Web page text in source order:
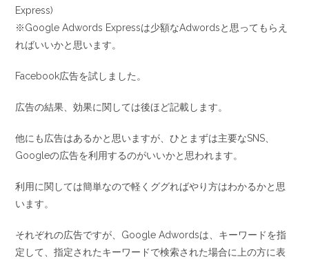
Express)
※Google Adwords Expressは少額なAdwordsと思ってもらえ
ればいいかと思います。
Facebook広告を試しました。
広告の結果、効果に関しては後ほど記載します。
他にも広告はあるかと思いますが、ひとまずは主要なSNS、
Googleの広告を利用するのがいいかと思われます。
利用に関しては簡単なので軽くググればやり方はわかるかと思
います。
それぞれの広告ですが、Google Adwordsは、キーワードを指
定して、指定されたキーワードで検索された場合に上の方に表